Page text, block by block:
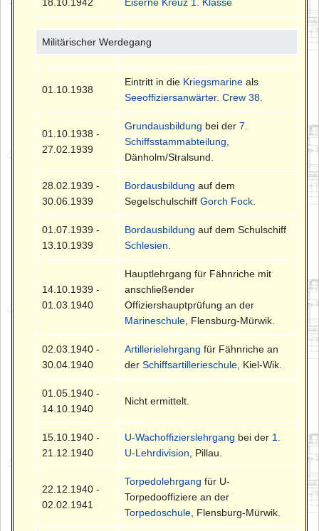
Militärischer Werdegang
01.10.1938
Eintritt in die Kriegsmarine als
Seeoffiziersanwärter.Crew 38
01.10.1938 -
27.02.1939
Grundausbildung bei der7.
Schiffsstammabteilung
Dänholm/Stralsund.
28.02.1939 -
30.06.1939
Bordausbildung auf dem
SegelschulschiffGorch Fock
01.07.1939 -
13.10.1939
Bordausbildung auf dem Schulschiff
Schlesien
14.10.1939 -
01.03.1940
Hauptlehrgang für Fähnriche mit
anschließender
Offiziershauptprüfung an der
Marineschule , Flensburg-Mürwik.
02.03.1940 -
30.04.1940
Artillerielehrgang für Fähnriche an
derSchiffsartillerieschule , Kiel-Wik.
01.05.1940 -
14.10.1940
Nicht ermittelt.
15.10.1940 -
21.12.1940
U-Wachoffizierslehrgang bei der 1.
U-Lehrdivision , Pillau.
22.12.1940 -
02.02.1941
Torpedolehrgang für U-
Torpedooffiziere an der
Torpedoschule , Flensburg-Mürwik.